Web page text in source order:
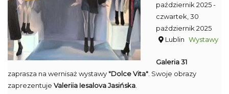
październik 2025-
czwartek, 30
październik 2025
Lublin Wystawy
Galeria 31
zaprasza na wernisaż wystawy "Dolce Vita" . Swoje obrazy
zaprezentuje Valeriia Iesalova Jasińska